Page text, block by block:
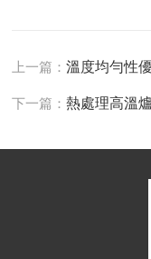
上一篇：溫度均勻性優化指
下一篇：熱處理高溫